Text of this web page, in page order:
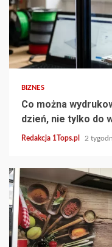
3 min read
BIZNES
Co można
dzień, nie tylko do
Redakcja 1Tops.pl 2